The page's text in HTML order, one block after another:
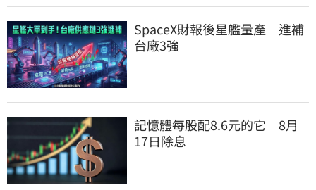
SpaceX財報後星艦量產　進補
台廠3強
記憶體每股配8.6元的它　8月
17日除息